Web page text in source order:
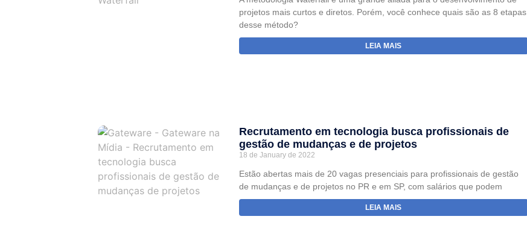
projetos mais curtos e diretos. Porém, você conhece quais são as 8 etapas
desse método?
LEIA MAIS
Recrutamento em tecnologia busca profissionais de
gestão de mudanças e de projetos
18 de January de 2022
Estão abertas mais de 20 vagas presenciais para profissionais de gestão
de mudanças e de projetos no PR e em SP, com salários que podem
LEIA MAIS